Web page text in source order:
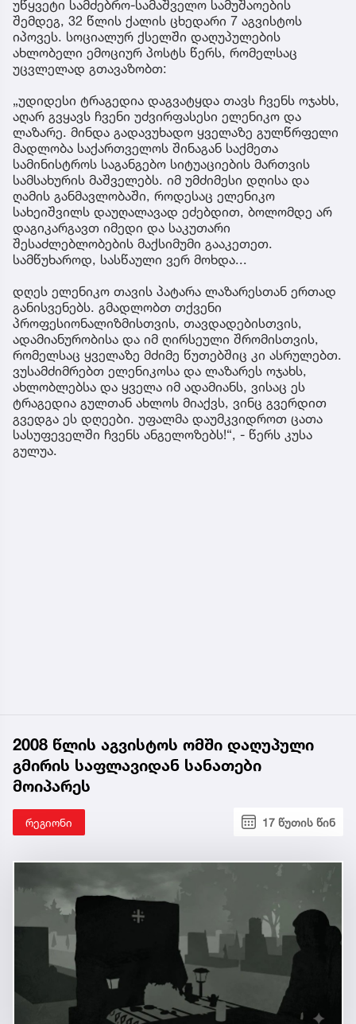
უწყვეტი სამძებრო-სამაშველო სამუშაოების
შემდეგ, 32 წლის ქალის ცხედარი 7 აგვისტოს
იპოვეს. სოციალურ ქსელში დაღუპულების
ახლობელი ემოციურ პოსტს წერს, რომელსაც
უცვლელად გთავაზობთ:
„უდიდესი ტრაგედია დაგვატყდა თავს ჩვენს ოჯახს,
აღარ გვყავს ჩვენი უძვირფასესი ელენიკო და
ლაზარე. მინდა გადავუხადო ყველაზე გულწრფელი
მადლობა საქართველოს შინაგან საქმეთა
სამინისტროს საგანგებო სიტუაციების მართვის
სამსახურის მაშველებს. იმ უმძიმესი დღისა და
ღამის განმავლობაში, როდესაც ელენიკო
სახეიშვილს დაუღალავად ეძებდით, ბოლომდე არ
დაგიკარგავთ იმედი და საკუთარი
შესაძლებლობების მაქსიმუმი გააკეთეთ.
სამწუხაროდ, სასწაული ვერ მოხდა...
დღეს ელენიკო თავის პატარა ლაზარესთან ერთად
განისვენებს. გმადლობთ თქვენი
პროფესიონალიზმისთვის, თავდადებისთვის,
ადამიანურობისა და იმ ღირსეული შრომისთვის,
რომელსაც ყველაზე მძიმე წუთებშიც კი ასრულებთ.
ვუსამძიმრებთ ელენიკოსა და ლაზარეს ოჯახს,
ახლობლებსა და ყველა იმ ადამიანს, ვისაც ეს
ტრაგედია გულთან ახლოს მიაქვს, ვინც გვერდით
გვედგა ეს დღეები. უფალმა დაუმკვიდროთ ცათა
სასუფეველში ჩვენს ანგელოზებს!“, - წერს კუსა
გულუა.
2008 წლის აგვისტოს ომში დაღუპული
გმირის საფლავიდან სანათები
მოიპარეს
რეგიონი 17 წუთის წინ